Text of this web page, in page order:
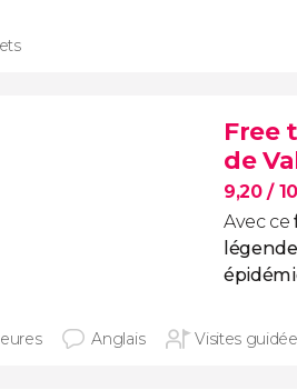
Free
de
9,20/ 10
Avec ce
Anglais Visites